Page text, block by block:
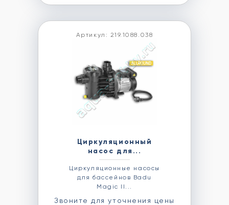
Артикул: 219.1088.038
Циркуляционный
насос для...
Циркуляционные насосы
для бассейнов Badu
Magic II...
Звоните для уточнения цены